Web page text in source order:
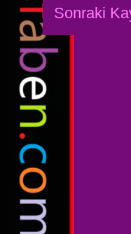
Sonraki